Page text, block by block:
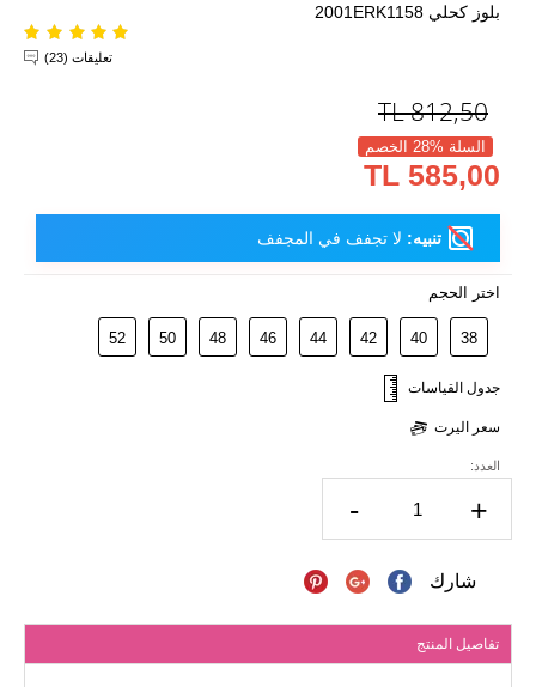
بلوز كحلي 2001ERK1158
تعليقات (23)
812,50
TL
السلة %28 الخصم
585,00 TL
تنبيه: لا تجفف في المجفف
اختر الحجم
38
40
42
44
46
48
50
52
جدول القياسات
سعر اليرت
العدد:
- +
شارك
تفاصيل المنتج